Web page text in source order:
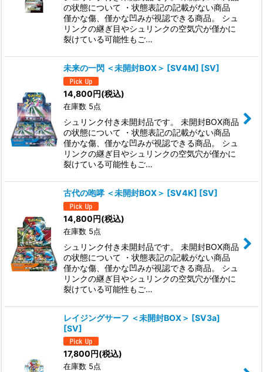
の状態について ・状態表記の記載がない商品
僅かな傷、僅かな凹みが視認できる商品。 シュ
リンクの継ぎ目やシュリンクの空気穴が僅かに
裂けている可能性もご…
未来の一閃 ＜未開封BOX＞ [SV4M] [SV]
14,800円(税込)
在庫数 5点
シュリンク付き未開封品です。 未開封BOX商品
の状態について ・状態表記の記載がない商品
僅かな傷、僅かな凹みが視認できる商品。 シュ
リンクの継ぎ目やシュリンクの空気穴が僅かに
裂けている可能性もご…
古代の咆哮 ＜未開封BOX＞ [SV4K] [SV]
14,800円(税込)
在庫数 5点
シュリンク付き未開封品です。 未開封BOX商品
の状態について ・状態表記の記載がない商品
僅かな傷、僅かな凹みが視認できる商品。 シュ
リンクの継ぎ目やシュリンクの空気穴が僅かに
裂けている可能性もご…
レイジングサーフ ＜未開封BOX＞ [SV3a]
[SV]
17,800 円(税込)
在庫数 5点